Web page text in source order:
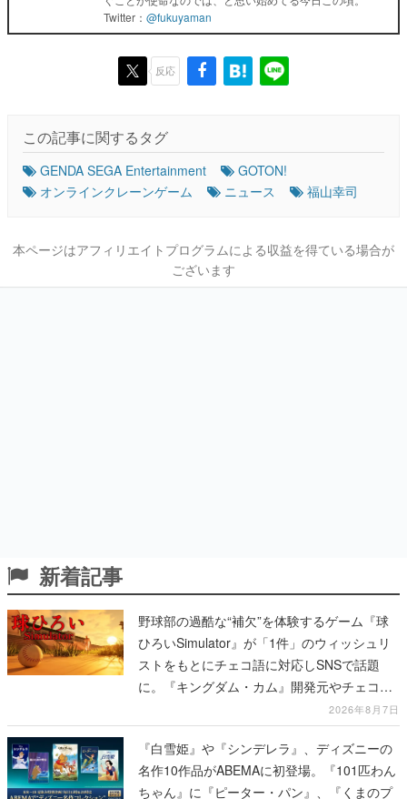
Twitter： @fukuyaman
反応
この記事に関するタグ
GENDA SEGA Entertainment
GOTON!
オンラインクレーンゲーム
ニュース 福山幸司
本ページはアフィリエイトプログラムによる収益を得ている場合が
ございます
新着記事
野球部の過酷な“補欠”を体験するゲーム『球
ひろいSimulator』が「1件」のウィッシュリ
ストをもとにチェコ語に対応しSNSで話題
に。『キングダム・カム』開発元やチェコの
2026年8月7日
『白雪姫』や『シンデレラ』、ディズニーの
名作10作品がABEMAに初登場。『101匹わん
ちゃん』に『ピーター・パン』、『くまのプ